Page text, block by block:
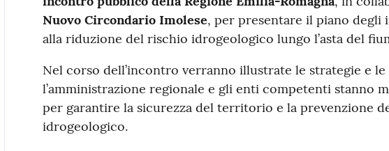
Nuovo Circondario Imolese, per presentare il piano degli
alla riduzione del rischio idrogeologico lungo l’asta del
Nel corso dell’incontro verranno illustrate le strategie e le
l’amministrazione regionale e gli enti competenti stanno
per garantire la sicurezza del territorio e la prevenzione
idrogeologico.